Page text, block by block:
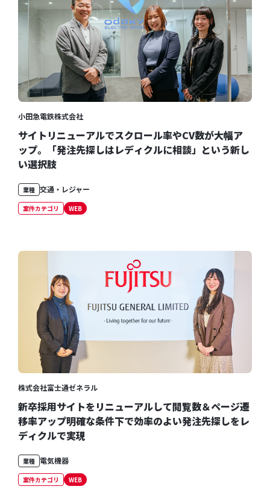
サイトリニューアルでスクロール率やCV数が大幅ア
ップ。「発注先探しはレディクルに相談」という新し
い選択肢
小田急電鉄株式会社
業種 交通・レジャー
案件カテゴリ WEB
新卒採用サイトをリニューアルして閲覧数＆ページ遷
移率アップ明確な条件下で効率のよい発注先探しをレ
ディクルで実現
株式会社富士通ゼネラル
業種 電気機器
案件カテゴリ WEB